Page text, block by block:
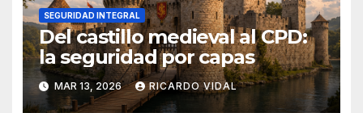
SEGURIDAD INTEGRAL
Del castillo medieval al CPD:
la seguridad por capas
MAR 13, 2026 RICARDO VIDAL